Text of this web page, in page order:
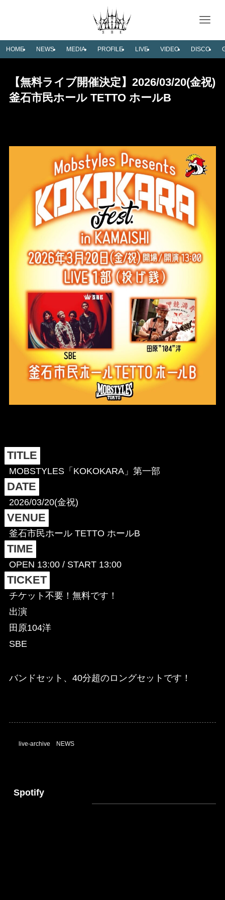
HOME NEWS MEDIA PROFILE LIVE VIDEO DISCO
【無料ライブ開催決定】2026/03/20(金祝)
釜石市民ホール TETTO ホールB
TITLE
MOBSTYLES「KOKOKARA」第一部
DATE
2026/03/20(金祝)
VENUE
釜石市民ホール TETTO ホールB
TIME
OPEN 13:00 / START 13:00
TICKET
チケット不要！無料です！
出演
田原104洋
SBE
バンドセット、40分超のロングセットです！
live-archive NEWS
Spotify